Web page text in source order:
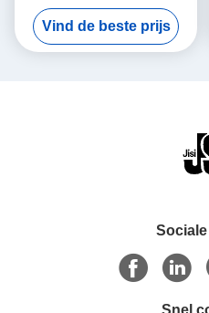
Voedsel Vlees Koeling
IJsverpakking voor Medisch
Buitengebruik Borstvoeding
Vind de beste prijs